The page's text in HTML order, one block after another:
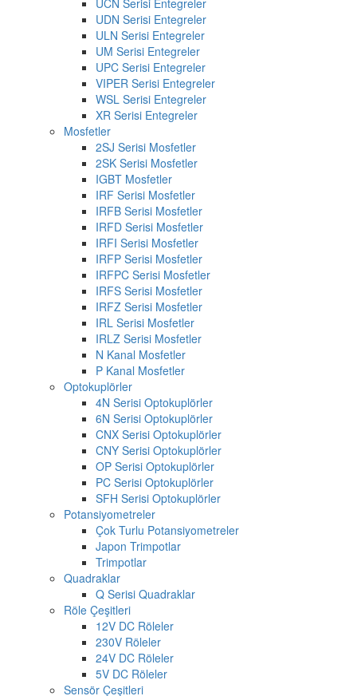
UDN Serisi Entegreler
ULN Serisi Entegreler
UM Serisi Entegreler
UPC Serisi Entegreler
VIPER Serisi Entegreler
WSL Serisi Entegreler
XR Serisi Entegreler
Mosfetler
2SJ Serisi Mosfetler
2SK Serisi Mosfetler
IGBT Mosfetler
IRF Serisi Mosfetler
IRFB Serisi Mosfetler
IRFD Serisi Mosfetler
IRFI Serisi Mosfetler
IRFP Serisi Mosfetler
IRFPC Serisi Mosfetler
IRFS Serisi Mosfetler
IRFZ Serisi Mosfetler
IRL Serisi Mosfetler
IRLZ Serisi Mosfetler
N Kanal Mosfetler
P Kanal Mosfetler
Optokuplörler
4N Serisi Optokuplörler
6N Serisi Optokuplörler
CNX Serisi Optokuplörler
CNY Serisi Optokuplörler
OP Serisi Optokuplörler
PC Serisi Optokuplörler
SFH Serisi Optokuplörler
Potansiyometreler
Çok Turlu Potansiyometreler
Japon Trimpotlar
Trimpotlar
Quadraklar
Q Serisi Quadraklar
Röle Çeşitleri
12V DC Röleler
230V Röleler
24V DC Röleler
5V DC Röleler
Sensör Çeşitleri